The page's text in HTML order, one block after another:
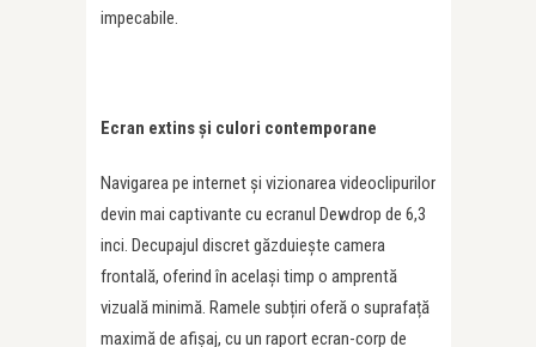
impecabile.
Ecran extins și culori contemporane
Navigarea pe internet și vizionarea videoclipurilor
devin mai captivante cu ecranul Dewdrop de 6,3
inci. Decupajul discret găzduiește camera
frontală, oferind în același timp o amprentă
vizuală minimă. Ramele subțiri oferă o suprafață
maximă de afișaj, cu un raport ecran-corp de